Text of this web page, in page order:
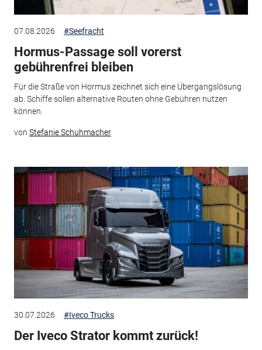
07.08.2026 #Seefracht
Hormus-Passage soll vorerst
gebührenfrei bleiben
Für die Straße von Hormus zeichnet sich eine Übergangslösung
ab. Schiffe sollen alternative Routen ohne Gebühren nutzen
können.
von Stefanie Schuhmacher
30.07.2026 #Iveco Trucks
Der Iveco Strator kommt zurück!